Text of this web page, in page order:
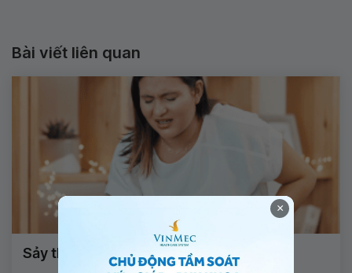
Bài viết liên quan
Sảy thai tự nhiên ra máu trong bao lâu?
×